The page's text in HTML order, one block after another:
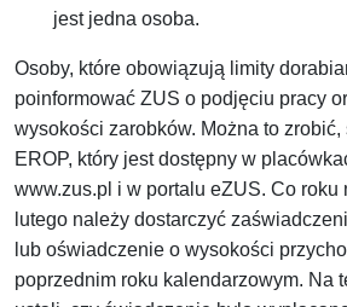
jest jedna osoba.
Osoby, które obowiązują limity
poinformować ZUS o podjęciu pracy
wysokości zarobków. Można to zrobić,
EROP, który jest dostępny w
www.zus.pl i w portalu eZUS. Co roku
lutego należy dostarczyć
lub oświadczenie o wysokości
poprzednim roku kalendarzowym. Na